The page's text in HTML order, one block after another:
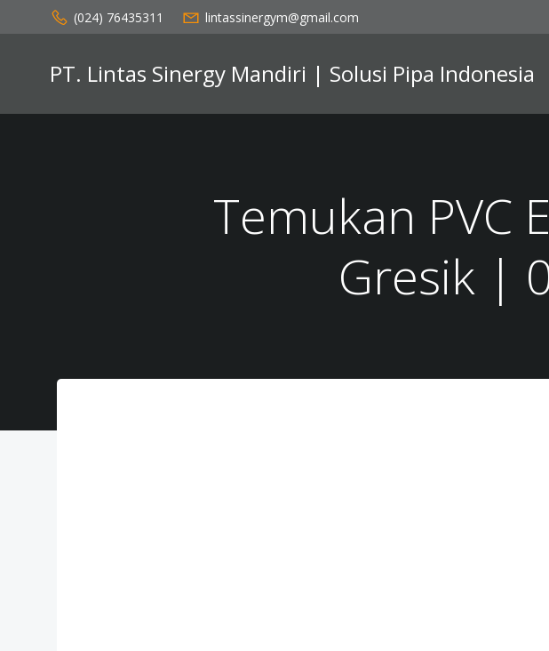
to
(024) 76435311 lintassinergym@gmail.com
PT. Lintas Sinergy Mandiri | Solusi Pipa Indonesia
Temukan PVC
Gresik |